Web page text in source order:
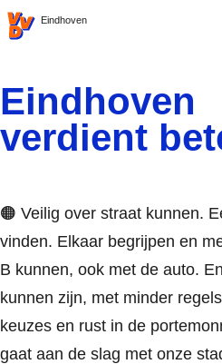
VVD.nlEindhoven
Eindhoven
verdient
🟠 Veilig over straat kunnen.
vinden. Elkaar begrijpen en
B kunnen, ook met de auto.
kunnen zijn, met minder
keuzes en rust in de
gaat aan de slag met onze